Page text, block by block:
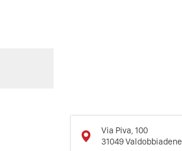
Via Piva, 100
31049Valdobbiadene